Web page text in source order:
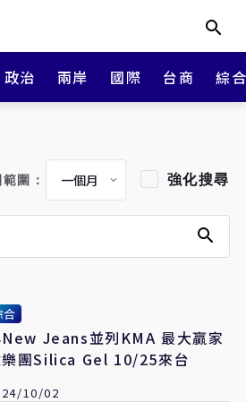
政治 兩岸 國際 台商 綜
圍： 強化搜尋
合
Jeans並列KMA 最大贏家
團Silica Gel 10/25來台
10/02